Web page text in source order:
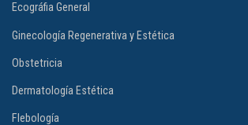
Ecográfia General
Ginecología Regenerativa y Estética
Obstetricia
Dermatología Estética
Flebología